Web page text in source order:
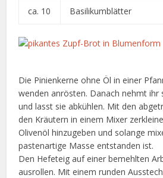
ca. 10 Basilikumblätter
Die Pinienkerne ohne Öl in einer
wenden anrösten. Danach nehmt ihr
und lasst sie abkühlen. Mit den
den Kräutern in einem Mixer
Olivenöl hinzugeben und solange
pastenartige Masse entstanden ist.
Den Hefeteig auf einer bemehlten
ausrollen. Mit einem runden